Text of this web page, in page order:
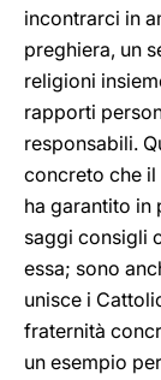
incontrarci in
preghiera, un
religioni
rapporti
responsabili.
concreto che il
ha garantito in
saggi consigli
essa; sono
unisce i
fraternità
un esempio